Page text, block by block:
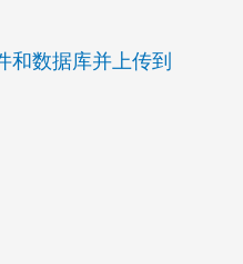
和数据库并上传到